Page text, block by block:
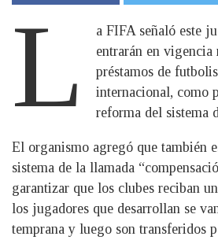
L
a FIFA señaló este
entrarán en vigencia
préstamos de
internacional, como
reforma del sistema
El organismo agregó que también
sistema de la llamada
garantizar que los clubes reciban
los jugadores que desarrollan se
temprana y luego son transferidos